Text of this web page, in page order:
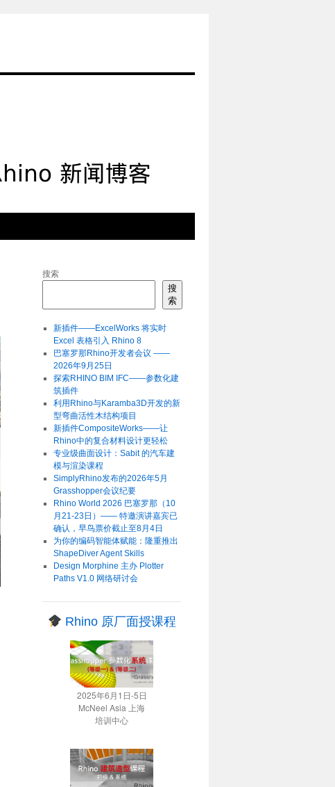
搜索
搜
索
新插件——ExcelWorks 将实时
Excel 表格引入 Rhino 8
巴塞罗那Rhino开发者会议 ——
2026年9月25日
探索RHINO BIM IFC——参数化建
筑插件
利用Rhino与Karamba3D开发的新
型弯曲活性木结构项目
新插件CompositeWorks——让
Rhino中的复合材料设计更轻松
专业级曲面设计：Sabit 的汽车建
模与渲染课程
SimplyRhino发布的2026年5月
Grasshopper会议纪要
Rhino World 2026 巴塞罗那（10
月21-23日）—— 特邀演讲嘉宾已
确认，早鸟票价截止至8月4日
为你的编码智能体赋能：隆重推出
ShapeDiver Agent Skills
Design Morphine 主办 Plotter
Paths V1.0 网络研讨会
Rhino 原厂面授课程
2025年6月1日-5日
McNeel Asia 上海
培训中心